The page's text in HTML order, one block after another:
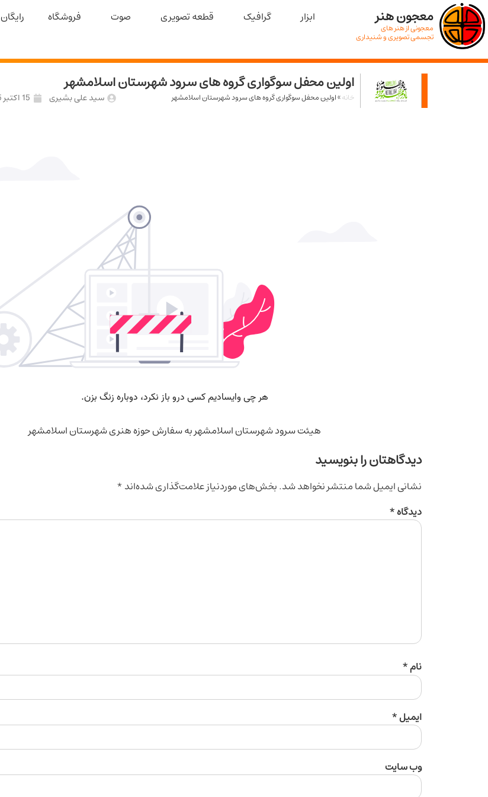
معجون هنر
معجونی از هنر های
تجسمی تصویری و شنیداری
ابزار گرافیک قطعه تصویری صوت فروشگاه رایگان
اولین محفل سوگواری گروه های سرود شهرستان اسلامشهر
خانه»اولین محفل سوگواری گروه های سرود شهرستان اسلامشهر سید علی بشیری 15 اکتبر 2025
هیئت سرود شهرستان اسلامشهر به سفارش حوزه هنری شهرستان اسلامشهر
دیدگاهتان را بنویسید
نشانی ایمیل شما منتشر نخواهد شد.بخش‌های موردنیاز علامت‌گذاری شده‌اند*
دیدگاه*
نام*
ایمیل*
وب‌ سایت